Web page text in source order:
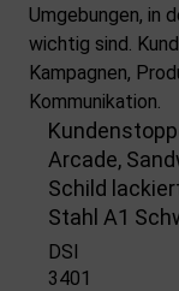
Umgebungen, in
wichtig sind.
Kampagnen,
Kommunikation.
Arcade,
Schild
Stahl A1
DSI
3401